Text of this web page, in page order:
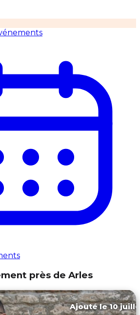
près de Arles
Ajouté le 10